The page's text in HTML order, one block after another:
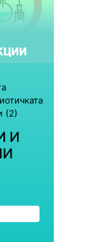
(2)
И